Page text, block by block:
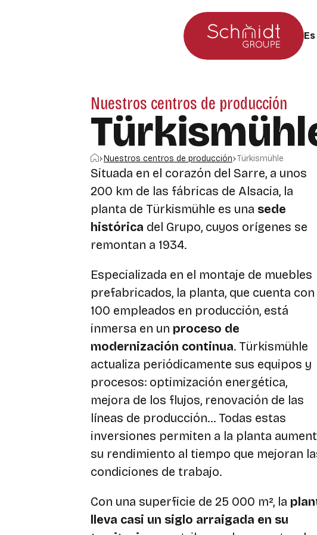
Nuestros centros de producción
Inicio
Nuestros centros de producción Türkismühle
Situada en el corazón del Sarre, a unos
200 km de las fábricas de Alsacia, la
planta de Türkismühle es una sede
histórica del Grupo, cuyos orígenes se
remontan a 1934.
Especializada en el montaje de muebles
prefabricados, la planta, que cuenta con
100 empleados en producción, está
inmersa en un proceso de
modernización continua. Türkismühle
actualiza periódicamente sus equipos y
procesos: optimización energética,
mejora de los flujos, renovación de las
líneas de producción… Todas estas
inversiones permiten a la planta
su rendimiento al tiempo que mejoran
condiciones de trabajo.
Con una superficie de 25 000 m², la
lleva casi un siglo arraigada en su